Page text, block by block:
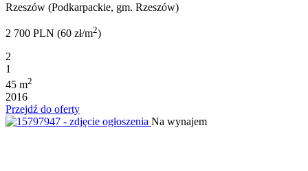
Rzeszów (Podkarpackie, gm. Rzeszów)
2 700 PLN (60 zł/m2)
2
1
45 m2
2016
Przejdź do oferty
Na wynajem